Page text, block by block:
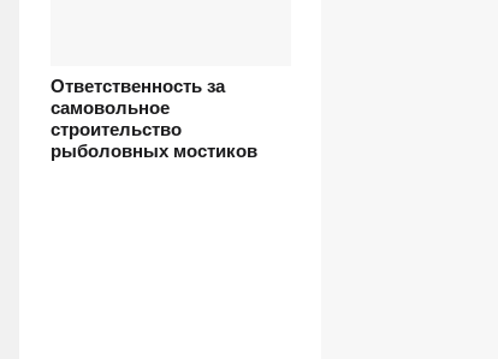
Ответственность за
самовольное
строительство
рыболовных мостиков